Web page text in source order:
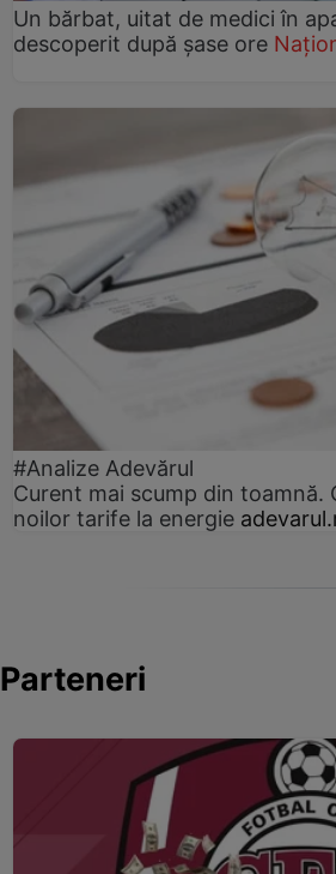
Un bărbat, uitat de medici în
descoperit după șase ore
#Analize Adevărul
Curent mai scump din toamnă.
noilor tarife la energie
Parteneri